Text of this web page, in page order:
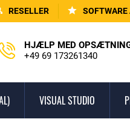
RESELLER SOFTWARE
HJÆLP MED
+49 69 173261340
VISUAL STUDIO